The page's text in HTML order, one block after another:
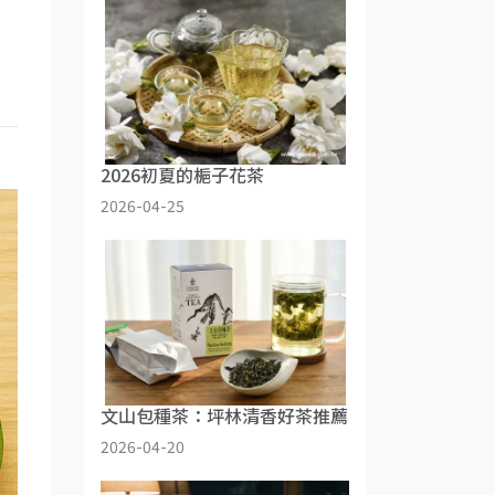
2026初夏的梔子花茶
2026-04-25
文山包種茶：坪林清香好茶推薦
2026-04-20